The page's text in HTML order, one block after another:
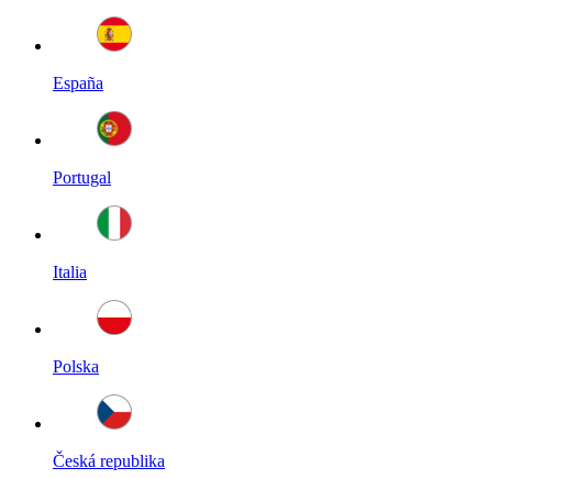
España
Portugal
Italia
Polska
Česká republika